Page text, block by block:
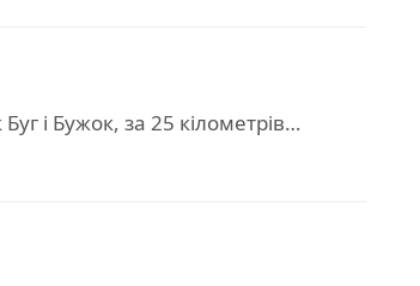
і Бужок, за 25 кілометрів…